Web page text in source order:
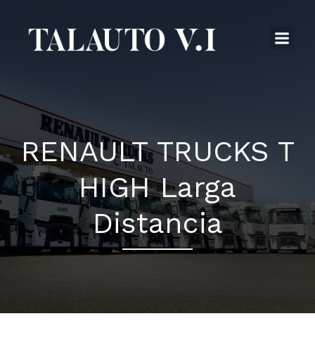
RENAULT TRUCKS T
HIGH Larga
Distancia